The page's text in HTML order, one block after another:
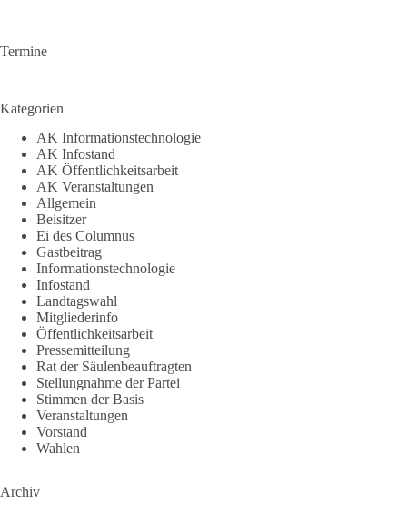
Termine
Kategorien
AK Informationstechnologie
AK Infostand
AK Öffentlichkeitsarbeit
AK Veranstaltungen
Allgemein
Beisitzer
Ei des Columnus
Gastbeitrag
Informationstechnologie
Infostand
Landtagswahl
Mitgliederinfo
Öffentlichkeitsarbeit
Pressemitteilung
Rat der Säulenbeauftragten
Stellungnahme der Partei
Stimmen der Basis
Veranstaltungen
Vorstand
Wahlen
Archiv